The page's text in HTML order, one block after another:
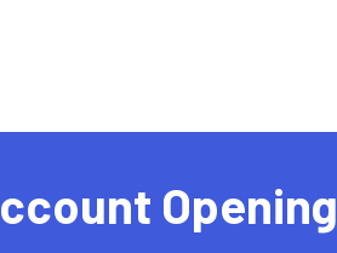
Opening